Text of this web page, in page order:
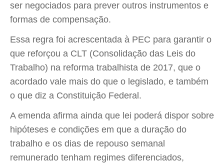
ser negociados para prever outros instrumentos e
formas de compensação.
Essa regra foi acrescentada à PEC para garantir o
que reforçou a CLT (Consolidação das Leis do
Trabalho) na reforma trabalhista de 2017, que o
acordado vale mais do que o legislado, e também
o que diz a Constituição Federal.
A emenda afirma ainda que lei poderá dispor sobre
hipóteses e condições em que a duração do
trabalho e os dias de repouso semanal
remunerado tenham regimes diferenciados,